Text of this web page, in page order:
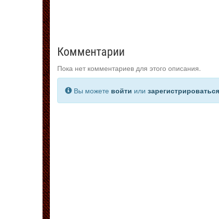
Комментарии
Пока нет комментариев для этого описания.
Вы можете войти или зарегистрироваться